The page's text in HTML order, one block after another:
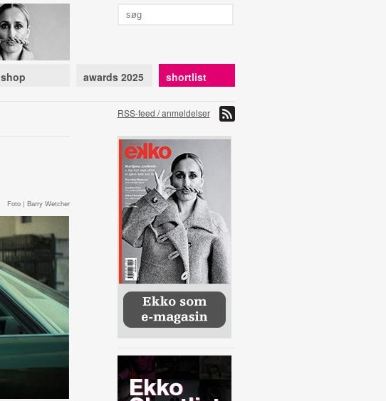
shop awards 2025 shortlist
RSS-feed / anmeldelser
Foto | Barry Wetcher